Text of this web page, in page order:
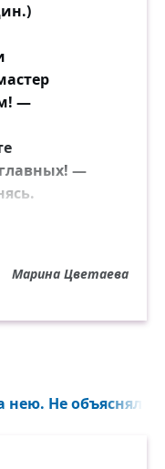
плачут,
—
—
стихи!
проще,
—
Марина Цветаева
Не объяснялся,